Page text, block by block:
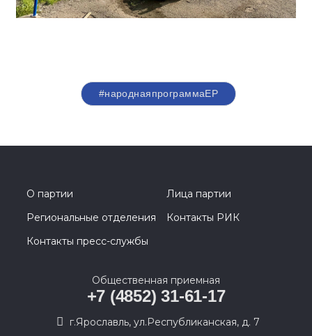
#народнаяпрограммаЕР
О партии
Лица партии
Региональные отделения
Контакты РИК
Контакты пресс-службы
Общественная приемная
+7 (4852) 31-61-17
г.Ярославль, ул.Республиканская, д. 7